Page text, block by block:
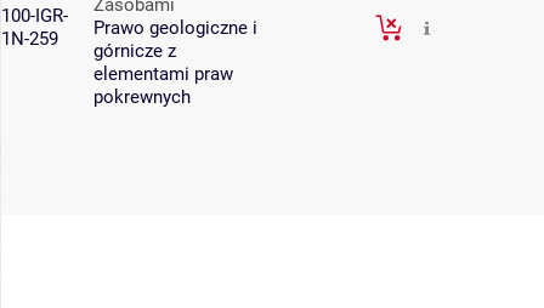
100-IGR-
1N-259
Zasobami
Prawo geologiczne i
górnicze z
elementami praw
pokrewnych